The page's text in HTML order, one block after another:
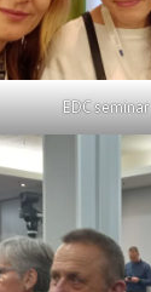
EDC seminar